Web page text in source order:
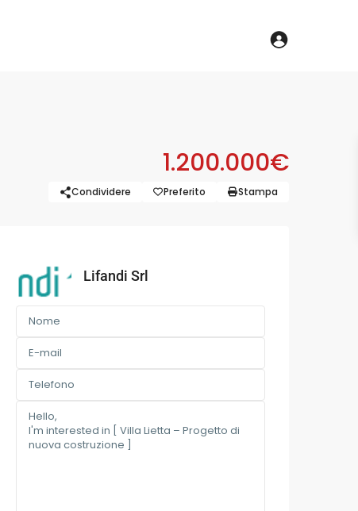
1.200.000€
Condividere Preferito Stampa
Lifandi Srl